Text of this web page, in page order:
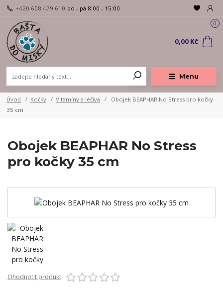
Menu
+420 608 479 610 po - pá 8:00 - 15:00
0
0,00 Kč
Úvod Kočky Vitamíny a léčiva
Obojek BEAPHAR No Stress pro kočky
35 cm
Obojek BEAPHAR No Stress
pro kočky 35 cm
Ohodnotit produkt